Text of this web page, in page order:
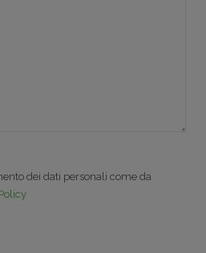
dei dati personali come da